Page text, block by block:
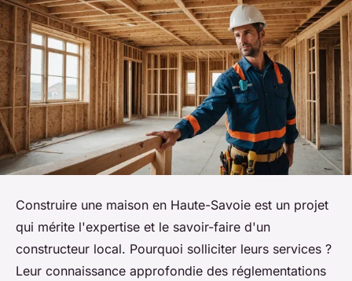
Construire une maison en Haute-Savoie est un projet
qui mérite l'expertise et le savoir-faire d'un
constructeur local. Pourquoi solliciter leurs services ?
Leur connaissance approfondie des réglementations